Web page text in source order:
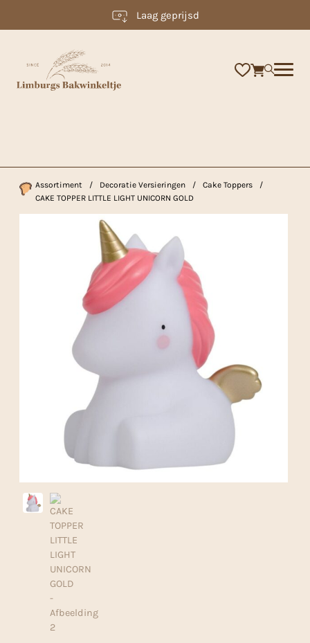
Laag geprijsd
Assortiment / Decoratie Versieringen / Cake Toppers
/
CAKE TOPPER LITTLE LIGHT UNICORN GOLD